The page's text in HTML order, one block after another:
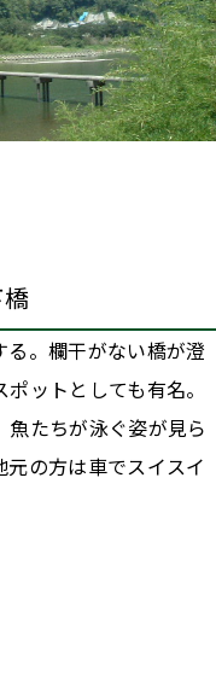
。欄干がない橋が澄
ットとしても有名。
たちが泳ぐ姿が見ら
の方は車でスイスイ